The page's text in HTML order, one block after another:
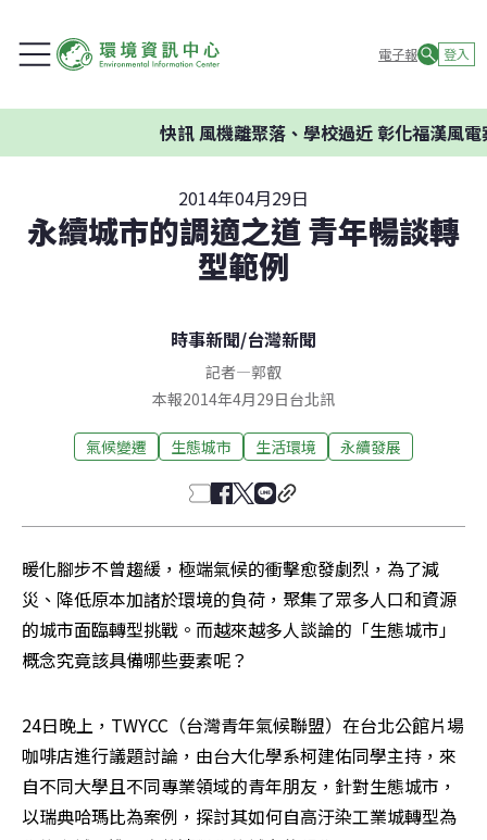
電子報 登入
快訊風機離聚落、學校過近 彰化福漢風電案
2014年04月29日
永續城市的調適之道 青年暢談轉
型範例
時事新聞/台灣新聞
記者—郭叡
本報2014年4月29日台北訊
氣候變遷 生態城市 生活環境 永續發展
暖化腳步不曾趨緩，極端氣候的衝擊愈發劇烈，為了減
災、降低原本加諸於環境的負荷，聚集了眾多人口和資源
的城市面臨轉型挑戰。而越來越多人談論的「生態城市」
概念究竟該具備哪些要素呢？
24日晚上，TWYCC（台灣青年氣候聯盟）在台北公館片場
咖啡店進行議題討論，由台大化學系柯建佑同學主持，來
自不同大學且不同專業領域的青年朋友，針對生態城市，
以瑞典哈瑪比為案例，探討其如何自高汙染工業城轉型為